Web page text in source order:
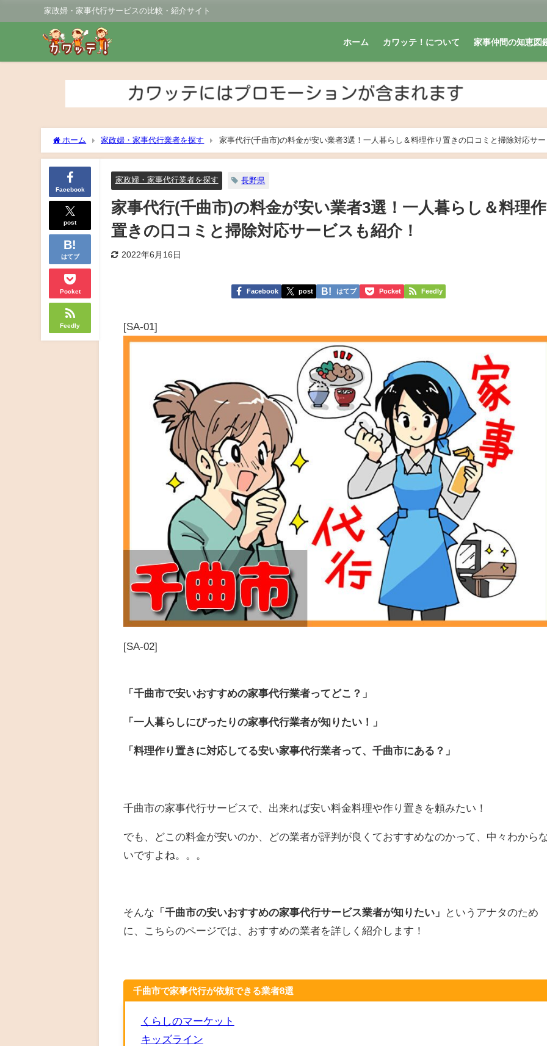
家政婦・家事代行サービスの比較・紹介サイト
ホーム カワッテ！について 家事仲間の知恵図
ホーム 家政婦・家事代行業者を探す
家事代行(千曲市)の料金が安い業者3選！一人暮らし＆料理作り置きの口コミと掃除対応サー
も紹介！
Facebook
post
はてブ
Pocket
Feedly
家政婦・家事代行業者を探す 長野県
家事代行(千曲市)の料金が安い業者3選！一人暮らし＆料理
置きの口コミと掃除対応サービスも紹介！
2022年6月16日
Facebook post はてブ Pocket Feedly
[SA-01]
[SA-02]
「千曲市で安いおすすめの家事代行業者ってどこ？」
「一人暮らしにぴったりの家事代行業者が知りたい！」
「料理作り置きに対応してる安い家事代行業者って、千曲市にある？」
千曲市の家事代行サービスで、出来れば安い料金料理や作り置きを頼みたい！
でも、どこの料金が安いのか、どの業者が評判が良くておすすめなのかって、中々わから
いですよね。。。
そんな 「千曲市の安いおすすめの家事代行サービス業者が知りたい」
というアナタのため
に、こちらのページでは、おすすめの業者を詳しく紹介します！
千曲市で家事代行が依頼できる業者8選
くらしのマーケット
キッズライン